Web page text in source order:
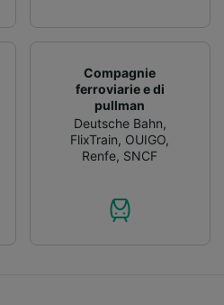
Compagnie
ferroviarie e di
pullman
Deutsche Bahn,
FlixTrain, OUIGO,
Renfe, SNCF